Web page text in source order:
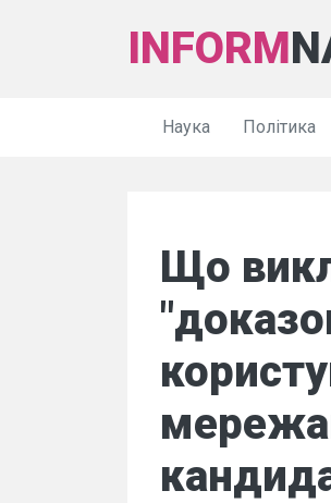
INFORM
Наука Політика
Що